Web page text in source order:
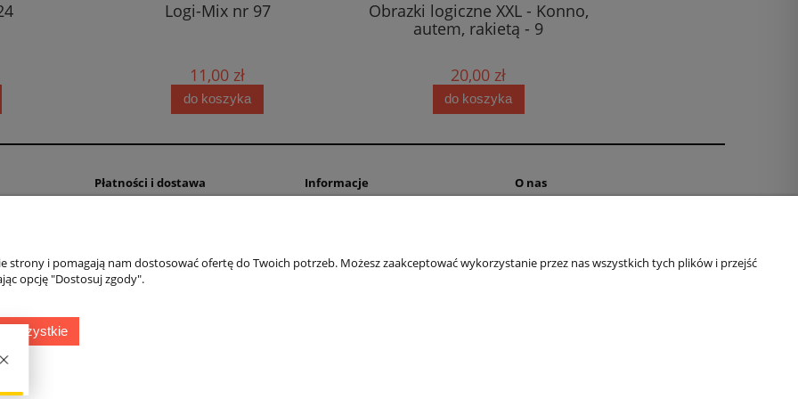
Logi-Mix nr 97
11,00 zł
do koszyka
Obrazki logiczne XXL - Konno,
autem, rakietą - 9
20,00 zł
do koszyka
Płatności i dostawa
Czas i koszty dostawy
Czas realizacji zamówienia
Informacje
Pomoc w rozwiązaniu
O nas
O firmie
Warszawa, woj. mazowieckie || NIP: 1180565401 || tel.
strony i pomagają nam dostosować ofertę do Twoich potrzeb. Możesz zaakceptować wykorzystanie przez nas wszystkich tych plików i przejść
opcję "Dostosuj zgody".
wszystkie